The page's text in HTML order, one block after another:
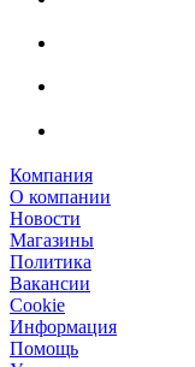
Компания
О компании
Новости
Магазины
Политика
Вакансии
Сookie
Информация
Помощь